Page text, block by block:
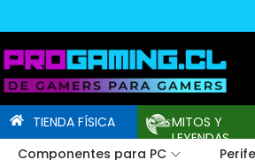
TIENDA FÍSICA
MITOS Y
LEYENDAS
Componentes para PC